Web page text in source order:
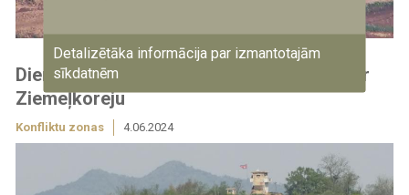
Dienvidkoreja aptur militāro vienošanos ar
Ziemeļkoreju
Konfliktu zonas 4.06.2024
Detalizētāka informācija par izmantotajām
sīkdatnēm